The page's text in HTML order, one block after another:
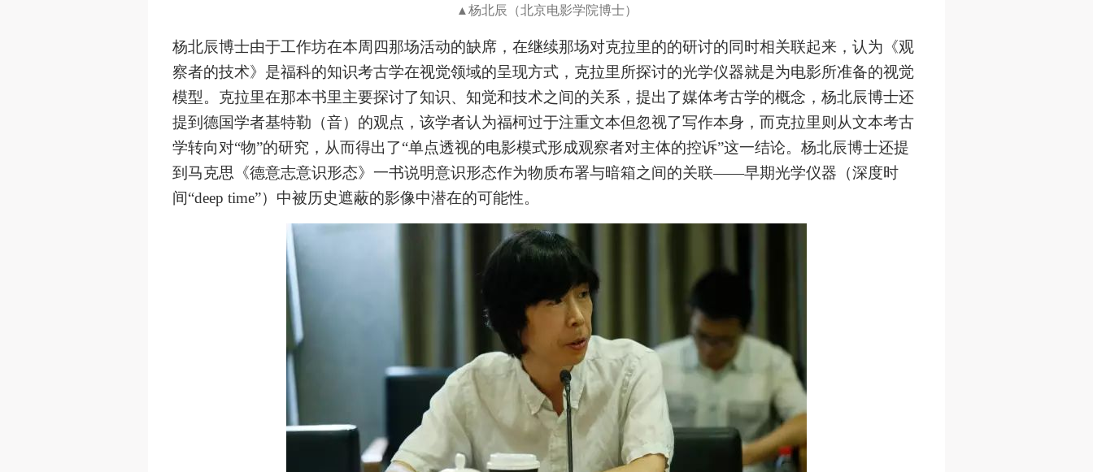
▲ 杨北辰 （北京电影学院博士）
杨北辰博士由于工作坊在本周四那场活动的缺席，在继续那场对克拉里的的研讨的同时相关联起来，认为《观
察者的技术》是福科的知识考古学在视觉领域的呈现方式，克拉里所探讨的光学仪器就是为电影所准备的视觉
模型。克拉里在那本书里主要探讨了知识、知觉和技术之间的关系，提出了媒体考古学的概念，杨北辰博士还
提到德国学者基特勒（音）的观点，该学者认为福柯过于注重文本但忽视了写作本身，而克拉里则从文本考古
学转向对“物”的研究，从而得出了“单点透视的电影模式形成观察者对主体的控诉”这一结论。杨北辰博士还提
到马克思《德意志意识形态》一书说明意识形态作为物质布署与暗箱之间的关联——早期光学仪器（深度时
间“deep time”）中被历史遮蔽的影像中潜在的可能性。
中央美术学院美术馆出版授权协议书
本人完全同意《中央美术学院美术馆》（以下简称“CAFAM”），愿意将本人
参与中央美术学院美术馆公共教育部组织的公益性活动（包括美术馆会员活
动）的涉及本人的图像、照片、文字、著作、活动成果（如参与工作坊创作
美术学院资料库》《中央美术学院美术馆资料库》等相关资料、文献、档案
机构和平台，在中央美术学院中使用和在互联网上传播，同意按相关“章程”规
中央美术学院美术馆活动安全免责协议书
本次活动公平公正、自愿参加与退出、风险与责任自负的原则。但活动有风
险，参加者应有必要的风险意识。
参加本次活动者必须遵守中华人民共和国的相关法律、法规，必须遵循道德
和社会公德规范，并应该具备以人为本、团结友爱、互相帮助和助人为乐的
中央美术学院美术馆出版授权协议书
本人完全同意《中央美术学院美术馆》（以下简称“CAFAM”），愿意将本人
参与中央美术学院美术馆公共教育部组织的公益性活动（包括美术馆会员活
动）的涉及本人的图像、照片、文字、著作、活动成果（如参与工作坊创作
美术学院资料库》《中央美术学院美术馆资料库》等相关资料、文献、档案
机构和平台，在中央美术学院中使用和在互联网上传播，同意按相关“章程”规
中央美术学院美术馆活动安全免责协议书
本次活动公平公正、自愿参加与退出、风险与责任自负的原则。但活动有风
险，参加者应有必要的风险意识。
参加本次活动者必须遵守中华人民共和国的相关法律、法规，必须遵循道德
和社会公德规范，并应该具备以人为本、团结友爱、互相帮助和助人为乐的
中央美术学院美术馆出版授权协议书
本人完全同意《中央美术学院美术馆》（以下简称“CAFAM”），愿意将本人
参与中央美术学院美术馆公共教育部组织的公益性活动（包括美术馆会员活
动）的涉及本人的图像、照片、文字、著作、活动成果（如参与工作坊创作
美术学院资料库》《中央美术学院美术馆资料库》等相关资料、文献、档案
机构和平台，在中央美术学院中使用和在互联网上传播，同意按相关“章程”规
中央美术学院美术馆活动安全免责协议书
本次活动公平公正、自愿参加与退出、风险与责任自负的原则。但活动有风
险，参加者应有必要的风险意识。
参加本次活动者必须遵守中华人民共和国的相关法律、法规，必须遵循道德
和社会公德规范，并应该具备以人为本、团结友爱、互相帮助和助人为乐的
快捷登录 帐号密码登录
手机号码 发送验证码
手机号码将作为您的登录账号
验证码
可使用雅昌艺术网会员账户登录